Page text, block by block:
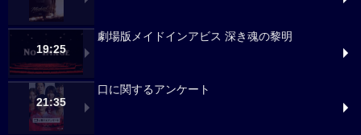
19:25
劇場版メイドインアビス 深き魂の黎明
21:35
口に関するアンケート